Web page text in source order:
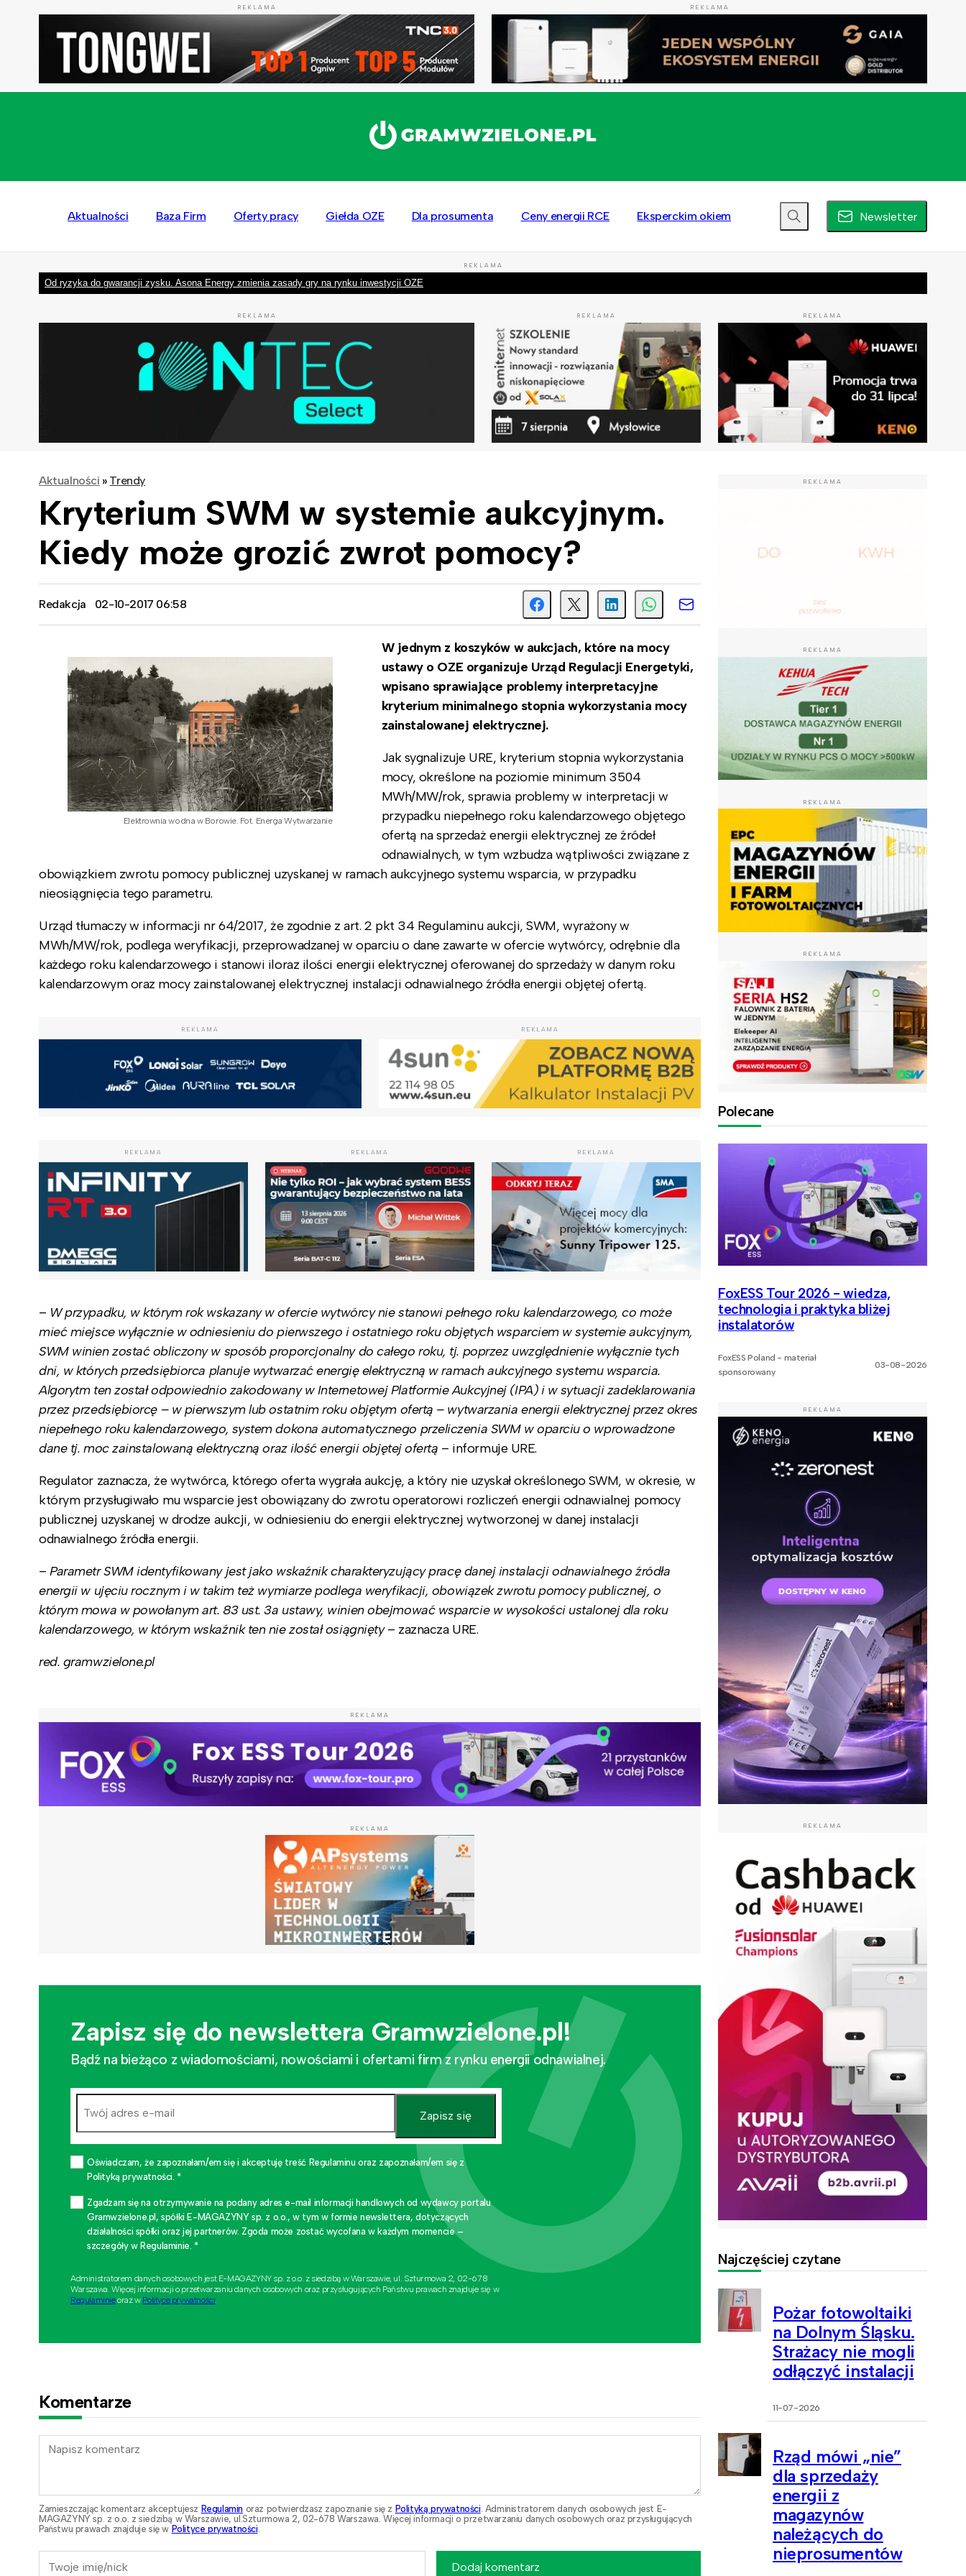
REKLAMA REKLAMA
Aktualności Baza Firm Oferty pracy Giełda OZE Dla prosumenta Ceny energii RCE Eksperckim okiem Newsletter
REKLAMA
Od ryzyka do gwarancji zysku. Asona Energy zmienia zasady gry na rynku inwestycji OZE
REKLAMA REKLAMA REKLAMA
Aktualności » Trendy
Kryterium SWM w systemie aukcyjnym.
Kiedy może grozić zwrot pomocy?
Redakcja 02-10-2017 06:58
Elektrownia wodna w Borowie. Fot. Energa Wytwarzanie
W jednym z koszyków w aukcjach, które na mocy
ustawy o OZE organizuje Urząd Regulacji Energetyki,
wpisano sprawiające problemy interpretacyjne
kryterium minimalnego stopnia wykorzystania mocy
zainstalowanej elektrycznej.
Jak sygnalizuje URE, kryterium stopnia wykorzystania
mocy, określone na poziomie minimum 3504
MWh/MW/rok, sprawia problemy w interpretacji w
przypadku niepełnego roku kalendarzowego objętego
ofertą na sprzedaż energii elektrycznej ze źródeł
odnawialnych, w tym wzbudza wątpliwości związane z
obowiązkiem zwrotu pomocy publicznej uzyskanej w ramach aukcyjnego systemu wsparcia, w przypadku
nieosiągnięcia tego parametru.
Urząd tłumaczy w informacji nr 64/2017, że zgodnie z art. 2 pkt 34 Regulaminu aukcji, SWM, wyrażony w
MWh/MW/rok, podlega weryfikacji, przeprowadzanej w oparciu o dane zawarte w ofercie wytwórcy, odrębnie dla
każdego roku kalendarzowego i stanowi iloraz ilości energii elektrycznej oferowanej do sprzedaży w danym roku
kalendarzowym oraz mocy zainstalowanej elektrycznej instalacji odnawialnego źródła energii objętej ofertą.
REKLAMA REKLAMA
REKLAMA REKLAMA REKLAMA
– W przypadku, w którym rok wskazany w ofercie wytwórcy nie stanowi pełnego roku kalendarzowego, co może
mieć miejsce wyłącznie w odniesieniu do pierwszego i ostatniego roku objętych wsparciem w systemie aukcyjnym,
SWM winien zostać obliczony w sposób proporcjonalny do całego roku, tj. poprzez uwzględnienie wyłącznie tych
dni, w których przedsiębiorca planuje wytwarzać energię elektryczną w ramach aukcyjnego systemu wsparcia.
Algorytm ten został odpowiednio zakodowany w Internetowej Platformie Aukcyjnej (IPA) i w sytuacji zadeklarowania
przez przedsiębiorcę – w pierwszym lub ostatnim roku objętym ofertą – wytwarzania energii elektrycznej przez okres
niepełnego roku kalendarzowego, system dokona automatycznego przeliczenia SWM w oparciu o wprowadzone
dane tj. moc zainstalowaną elektryczną oraz ilość energii objętej ofertą – informuje URE.
Regulator zaznacza, że wytwórca, którego oferta wygrała aukcję, a który nie uzyskał określonego SWM, w okresie, w
którym przysługiwało mu wsparcie jest obowiązany do zwrotu operatorowi rozliczeń energii odnawialnej pomocy
publicznej uzyskanej w drodze aukcji, w odniesieniu do energii elektrycznej wytworzonej w danej instalacji
odnawialnego źródła energii.
–Parametr SWM identyfikowany jest jako wskaźnik charakteryzujący pracę danej instalacji odnawialnego źródła
energii w ujęciu rocznym i w takim też wymiarze podlega weryfikacji, obowiązek zwrotu pomocy publicznej, o
którym mowa w powołanym art. 83 ust. 3a ustawy, winien obejmować wsparcie w wysokości ustalonej dla roku
kalendarzowego, w którym wskaźnik ten nie został osiągnięty– zaznacza URE.
red. gramwzielone.pl
REKLAMA
REKLAMA
Zapisz się do newslettera Gramwzielone.pl!
Bądź na bieżąco z wiadomościami, nowościami i ofertami firm z rynku energii odnawialnej.
Zapisz się
Oświadczam, że zapoznałam/em się i akceptuję treść Regulaminu oraz zapoznałam/em się z
Polityką prywatności. *
Zgadzam się na otrzymywanie na podany adres e-mail informacji handlowych od wydawcy portalu
Gramwzielone.pl, spółki E-MAGAZYNY sp. z o.o., w tym w formie newslettera, dotyczących
działalności spółki oraz jej partnerów. Zgoda może zostać wycofana w każdym momencie –
szczegóły w Regulaminie. *
Administratorem danych osobowych jest E-MAGAZYNY sp. z o.o. z siedzibą w Warszawie, ul. Szturmowa 2, 02-678
Warszawa. Więcej informacji o przetwarzaniu danych osobowych oraz przysługujących Państwu prawach znajduje się w
Regulaminieoraz w Polityce prywatności
Komentarze
Zamieszczając komentarz akceptujesz Regulamin oraz potwierdzasz zapoznanie się z Polityką prywatności . Administratorem danych osobowych jest E-
MAGAZYNY sp. z o.o. z siedzibą w Warszawie, ul.Szturmowa 2, 02-678 Warszawa. Więcej informacji o przetwarzaniu danych osobowych oraz przysługujących
Państwu prawach znajduje się w Polityce prywatności
Dodaj komentarz
REKLAMA
REKLAMA
REKLAMA
REKLAMA
Polecane
FoxESS Tour 2026 - wiedza,
technologia i praktyka bliżej
instalatorów
FoxESS Poland - materiał
sponsorowany
03-08-2026
REKLAMA
REKLAMA
Najczęściej czytane
Pożar fotowoltaiki
na Dolnym Śląsku.
Strażacy nie mogli
odłączyć instalacji
11-07-2026
Rząd mówi „nie”
dla sprzedaży
energii z
magazynów
należących do
nieprosumentów